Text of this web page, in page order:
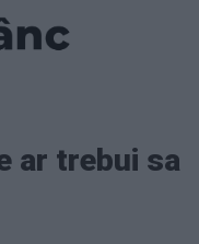
ar trebui sa